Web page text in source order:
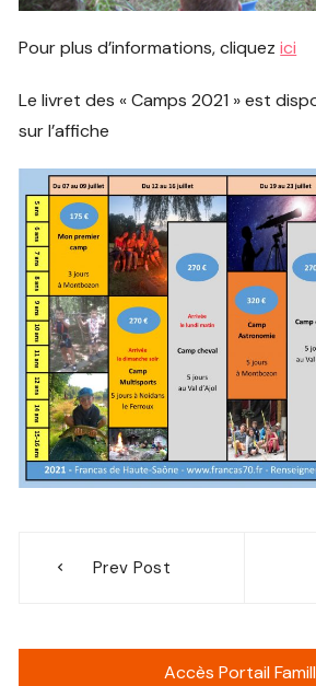
Pour plus d’informations, cliquezici
Le livret des « Camps 2021 » est
sur l’affiche
Prev Post
Accès Portail